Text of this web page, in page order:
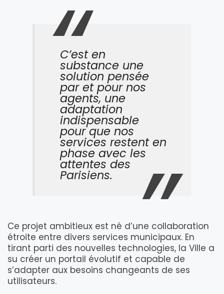
C’est en
substance une
solution pensée
par et pour nos
agents, une
adaptation
indispensable
pour que nos
services restent en
phase avec les
attentes des
Parisiens.
Ce projet ambitieux est né d’une collaboration
étroite entre divers services municipaux. En
tirant parti des nouvelles technologies, la Ville a
su créer un portail évolutif et capable de
s’adapter aux besoins changeants de ses
utilisateurs.